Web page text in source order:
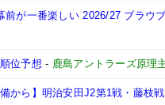
前が一番楽しい 2026/27 ブラウ
位予想 - 鹿島アントラーズ原理
備から】明治安田J2第1戦・藤枝